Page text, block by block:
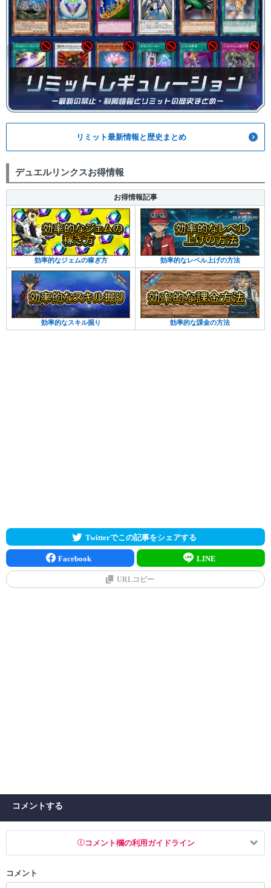
リミット最新情報と歴史まとめ
デュエルリンクスお得情報
お得情報記事
効率的なジェムの稼ぎ方 効率的なレベル上げの方法
効率的なスキル掘り 効率的な課金の方法
Twitterでこの記事をシェアする
Facebook LINE
URLコピー
コメントする
コメント欄の利用ガイドライン
以下の書き込みを禁止とし、場合によってはコメント削除や書き込み制
コメント